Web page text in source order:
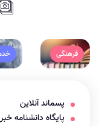
فرهنگی
پسماند آنلاین
پایگاه دانشنامه